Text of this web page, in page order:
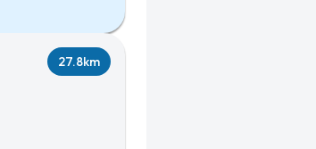
27.8km